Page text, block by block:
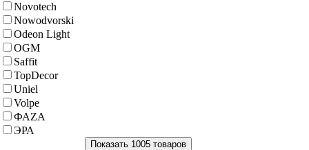
Novotech
Nowodvorski
Odeon Light
OGM
Saffit
TopDecor
Uniel
Volpe
ФАZA
ЭРА